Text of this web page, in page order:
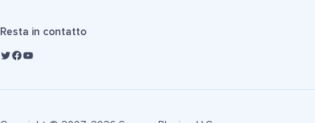
Resta in contatto